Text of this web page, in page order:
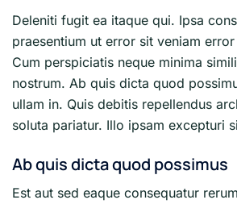
Deleniti fugit ea itaque qui. Ipsa
praesentium ut error sit veniam
Cum perspiciatis neque minima
nostrum. Ab quis dicta quod
ullam in. Quis debitis repellendus
soluta pariatur. Illo ipsam excepturi
Ab quis dicta quod possimus
Est aut sed eaque consequatur